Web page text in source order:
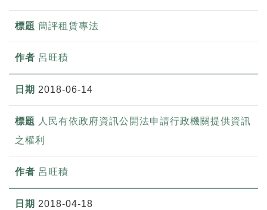
簡評租賃專法
呂旺積
2018-06-14
人民有依政府資訊公開法申請行政機關提供資訊
之權利
呂旺積
2018-04-18